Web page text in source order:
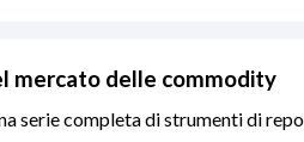
mercato delle commodity
serie completa di strumenti di